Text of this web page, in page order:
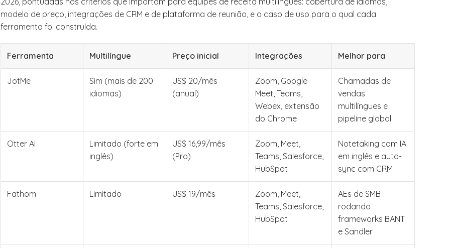
modelo de preço, integrações de CRM e de plataforma de reunião, e o caso de uso para o qual cada
ferramenta foi construída.
Ferramenta Multilíngue Preço inicial Integrações Melhor para
JotMe
Sim (mais de 200
idiomas)
US$ 20/mês
(anual)
Zoom, Google
Meet, Teams,
Webex, extensão
do Chrome
Chamadas de
vendas
multilíngues e
pipeline global
Otter AI
Limitado (forte em
inglês)
US$ 16,99/mês
(Pro)
Zoom, Meet,
Teams, Salesforce,
HubSpot
Notetaking com IA
em inglês e auto-
sync com CRM
Fathom Limitado US$ 19/mês
Zoom, Meet,
Teams, Salesforce,
HubSpot
AEs de SMB
rodando
frameworks BANT
e Sandler